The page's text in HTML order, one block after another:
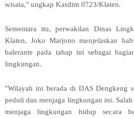
wisata," ungkap Kasdim 0723/Klaten.
Sementara itu, perwakilan Dinas
Klaten, Joko Marjono menjelaskan
balerante pada tahap ini sebagai
lingkungan.
"Wilayah ini berada di DAS Dengkeng
peduli dan menjaga lingkungan ini.
menjaga lingkungan hidup secara